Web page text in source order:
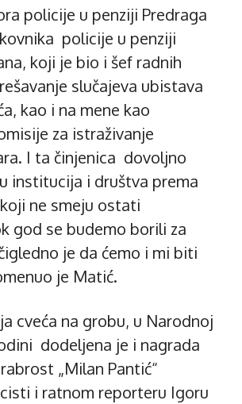
policije u penziji Predraga
policije u penziji
koji je bio i šef radnih
slučajeva ubistava
kao i na mene kao
za istraživanje
I ta činjenica dovoljno
institucija i društva prema
ne smeju ostati
god se budemo borili za
je da ćemo i mi biti
je Matić.
cveća na grobu, u Narodnoj
dodeljena je i nagrada
„Milan Pantić“
i ratnom reporteru Igoru